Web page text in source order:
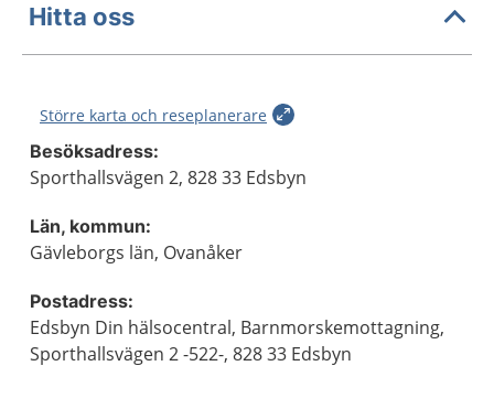
Hitta oss
Större karta och reseplanerare
Besöksadress:
Sporthallsvägen 2, 828 33 Edsbyn
Län, kommun:
Gävleborgs län, Ovanåker
Postadress:
Edsbyn Din hälsocentral, Barnmorskemottagning,
Sporthallsvägen 2 -522-, 828 33 Edsbyn